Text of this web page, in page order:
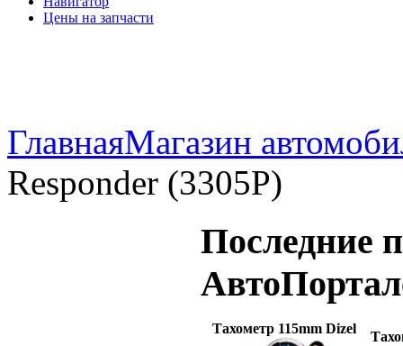
Цены на запчасти
ГлавнаяМагазин
Responder (3305P)
Последние
Тахометр 115mm Dizel